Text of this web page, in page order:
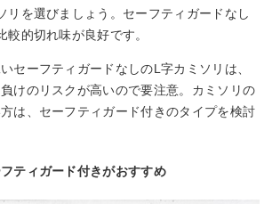
リを選びましょう。セーフティガードなし
的切れ味が良好です。
セーフティガードなしのL字カミソリは、
けのリスクが高いので要注意。カミソリの
は、セーフティガード付きのタイプを検討
ティガード付きがおすすめ